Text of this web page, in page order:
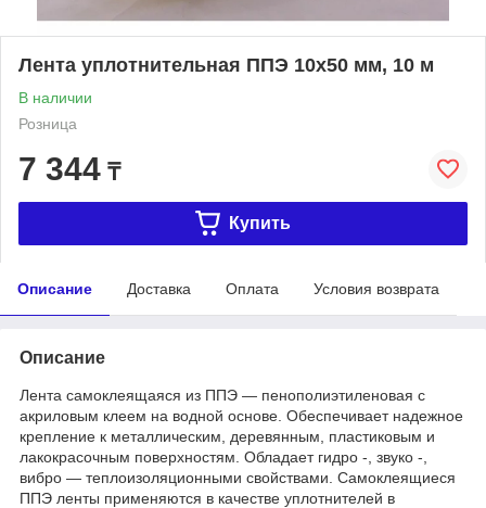
Лента уплотнительная ППЭ 10х50 мм, 10 м
В наличии
Розница
7 344 ₸
Купить
Описание Доставка Оплата Условия возврата
Описание
Лента самоклеящаяся из ППЭ — пенополиэтиленовая с
акриловым клеем на водной основе. Обеспечивает надежное
крепление к металлическим, деревянным, пластиковым и
лакокрасочным поверхностям. Обладает гидро -, звуко -,
вибро — теплоизоляционными свойствами. Самоклеящиеся
ППЭ ленты применяются в качестве уплотнителей в